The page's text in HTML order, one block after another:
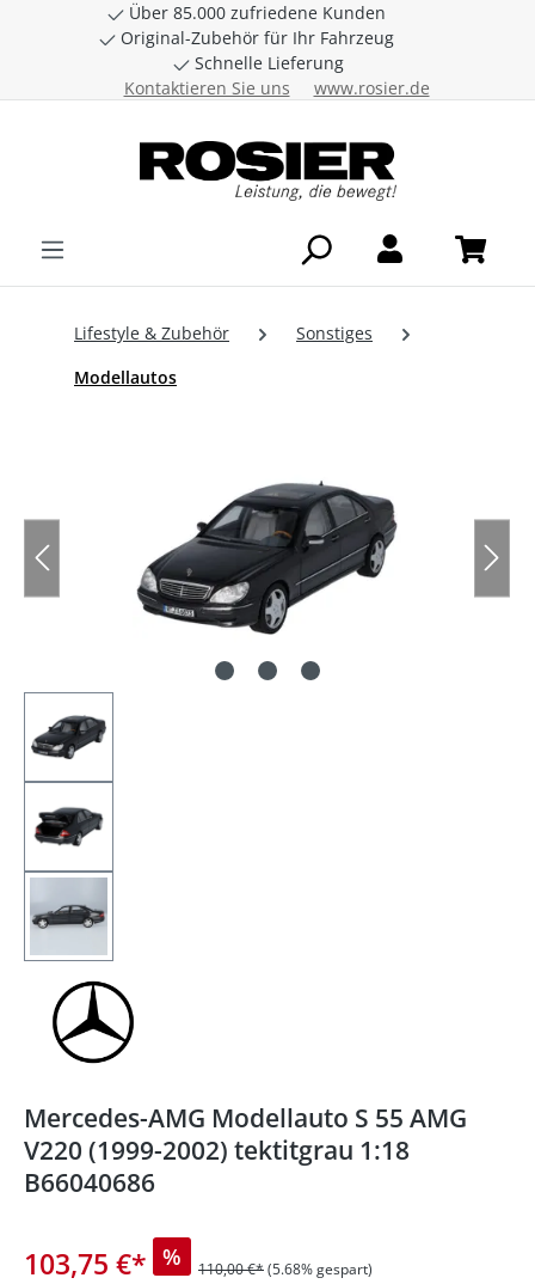
Zum Hauptinhalt springen
Über 85.000 zufriedene Kunden
Original-Zubehör für Ihr Fahrzeug
Schnelle Lieferung
Kontaktieren Sie uns
www.rosier.de
Lifestyle & Zubehör
Sonstiges
Modellautos
Mercedes-AMG Modellauto S 55 AMG
V220 (1999-2002) tektitgrau 1:18
B66040686
103,75 €* % 110,00 €*(5.68% gespart)